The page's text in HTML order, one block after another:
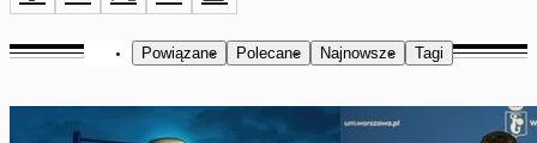
Powiązane Polecane Najnowsze Tagi